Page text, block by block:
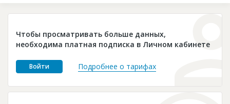
Глоссарий
Платные услуги
Пресс-релизы
Чтобы просматривать больше данных,
необходима платная подписка в Личном кабинете
Войти Подробнее о тарифах